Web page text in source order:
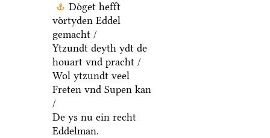
Doͤget hefft
voͤrtyden Eddel
gemacht /
Ytzundt deyth ydt de
houart vnd pracht /
Wol ytzundt veel
Freten vnd Supen kan
/
De ys nu ein recht
Eddelman.